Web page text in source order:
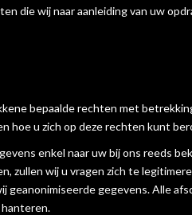
die wij naar aanleiding van uw
bepaalde rechten met
hoe u zich op deze rechten kunt
enkel naar uw bij ons reeds
zullen wij u vragen zich te
gegevens. Alle